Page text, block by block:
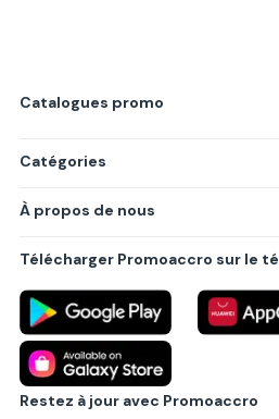
Catalogues promo
Catégories
Produits
Villes principales
À propos de nous
Politique de confidentialité
Règlements
Partenariat B2B
Blog
Contact
Télécharger Promoaccro sur le
Restez à jour avec Promoaccro